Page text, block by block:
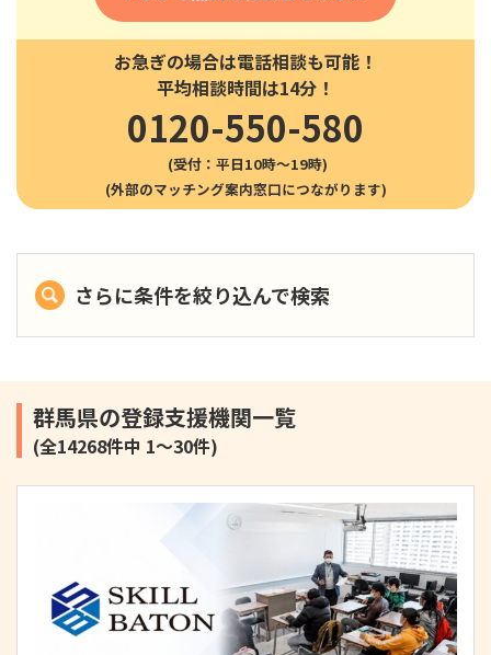
お急ぎの場合は電話相談も可能！
平均相談時間は14分！
0120-550-580
(受付：平日10時〜19時)
さらに条件を絞り込んで検索
群馬県の登録支援機関一覧
(全14268件中 1～30件)